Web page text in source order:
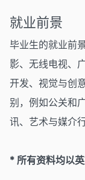
就业前景
毕业生的就业前
影、无线电视、
开发、视觉与创
别，例如公关和
讯、艺术与媒介
* 所有资料均以